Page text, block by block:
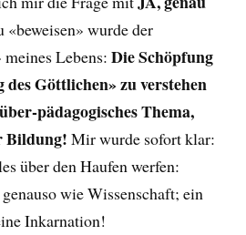
«beweisen» wurde der
Lebens:Die Schöpfung
Göttlichen» zu verstehen
pädagogisches Thema,
Bildung! Mir wurde sofort klar:
über den Haufen werfen:
wie Wissenschaft; ein
Inkarnation!